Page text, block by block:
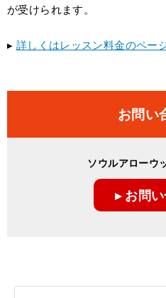
が受けられます。
▸ 詳しくはレッスン料金のペー
お問い
ソウルアローウ
▸ お問